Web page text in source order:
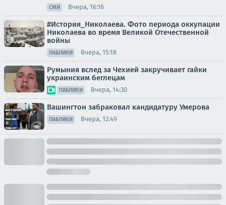
СМИ Вчера, 16:16
#История_Николаева. Фото периода оккупации
Николаева во время Великой Отечественной
войны
ПАБЛИКИ Вчера, 15:18
Румыния вслед за Чехией закручивает гайки
украинским беглецам
ПАБЛИКИ Вчера, 14:30
Вашингтон забраковал кандидатуру Умерова
ПАБЛИКИ Вчера, 12:49